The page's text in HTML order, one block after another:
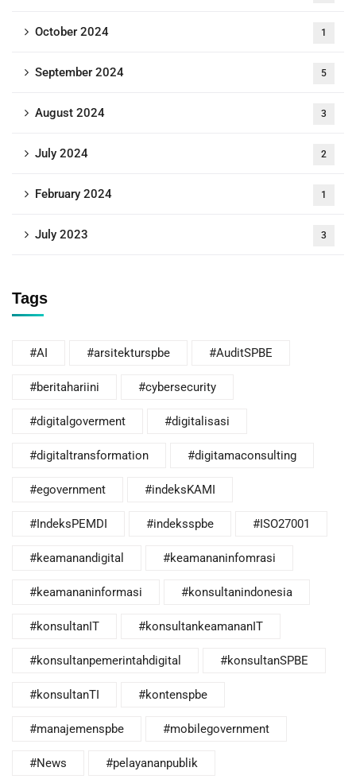
October 2024 1
September 2024 5
August 2024 3
July 2024 2
February 2024 1
July 2023 3
Tags
#AI #arsitekturspbe #AuditSPBE
#beritahariini #cybersecurity
#digitalgoverment #digitalisasi
#digitaltransformation #digitamaconsulting
#egovernment #indeksKAMI
#IndeksPEMDI #indeksspbe #ISO27001
#keamanandigital #keamananinfomrasi
#keamananinformasi #konsultanindonesia
#konsultanIT #konsultankeamananIT
#konsultanpemerintahdigital #konsultanSPBE
#konsultanTI #kontenspbe
#manajemenspbe #mobilegovernment
#News #pelayananpublik